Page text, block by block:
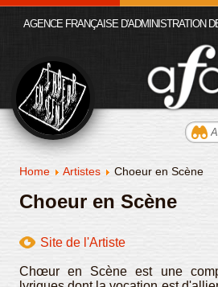
Home Artistes Choeur en Scène
Choeur en Scène
Site de l'Artiste
Chœur en Scène est une
AGENCE FRANÇAISE D'ADMINISTRATION